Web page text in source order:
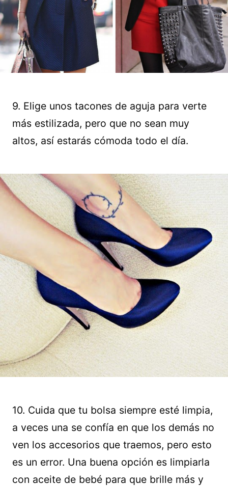
9. Elige unos tacones de aguja para verte
más estilizada, pero que no sean muy
altos, así estarás cómoda todo el día.
10. Cuida que tu bolsa siempre esté limpia,
a veces una se confía en que los demás no
ven los accesorios que traemos, pero esto
es un error. Una buena opción es limpiarla
con aceite de bebé para que brille más y